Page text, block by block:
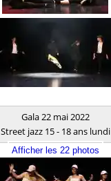
Gala 22 mai 2022
Street jazz 15 - 18 ans lundi
Afficher les 22 photos